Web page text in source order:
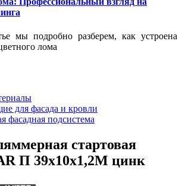
мы подробно разберем, как устроена
лома
для фасада и кровли
фасадная подсистема
стартовая
П 39х10х1,2М цинк